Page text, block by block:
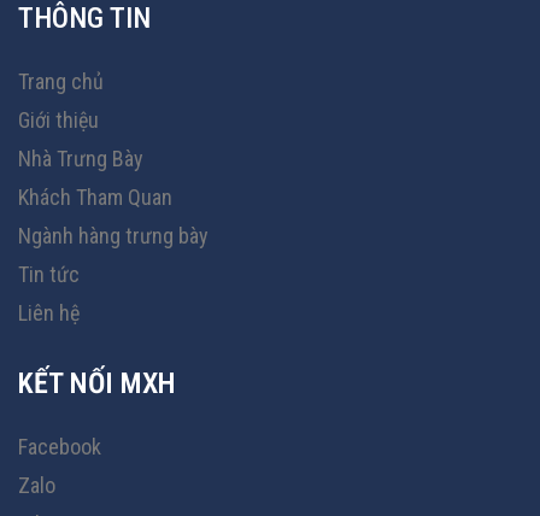
THÔNG TIN
Trang chủ
Giới thiệu
Nhà Trưng Bày
Khách Tham Quan
Ngành hàng trưng bày
Tin tức
Liên hệ
KẾT NỐI MXH
Facebook
Zalo